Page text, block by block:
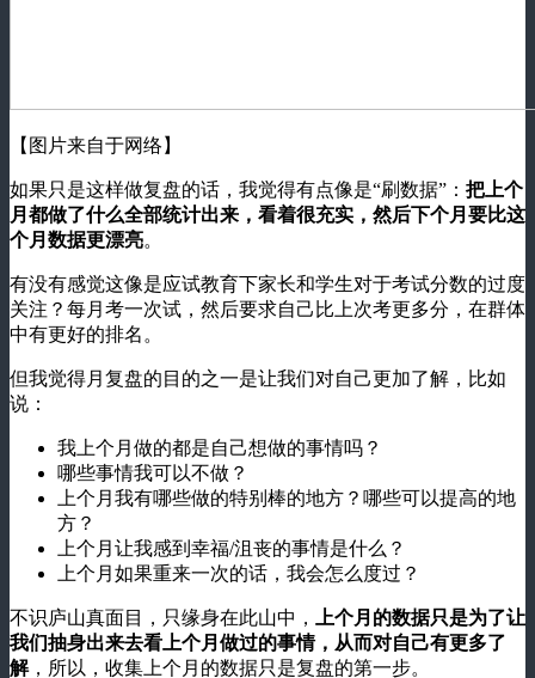
【图片来自于网络】
如果只是这样做复盘的话，我觉得有点像是“刷数据”： 把上个
月都做了什么全部统计出来，看着很充实，然后下个月要比这
个月数据更漂亮。
有没有感觉这像是应试教育下家长和学生对于考试分数的过度
关注？每月考一次试，然后要求自己比上次考更多分，在群体
中有更好的排名。
但我觉得月复盘的目的之一是让我们对自己更加了解，比如
说：
我上个月做的都是自己想做的事情吗？
哪些事情我可以不做？
上个月我有哪些做的特别棒的地方？哪些可以提高的地
方？
上个月让我感到幸福/沮丧的事情是什么？
上个月如果重来一次的话，我会怎么度过？
不识庐山真面目，只缘身在此山中， 上个月的数据只是为了让
我们抽身出来去看上个月做过的事情，从而对自己有更多了
解，所以，收集上个月的数据只是复盘的第一步。